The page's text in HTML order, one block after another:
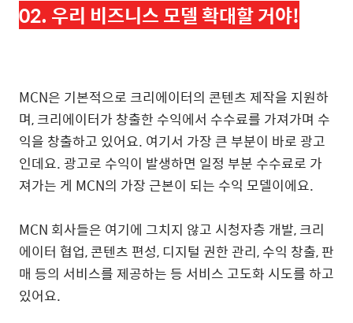
02. 우리 비즈니스 모델 확대할 거야!
MCN은 기본적으로 크리에이터의 콘텐츠 제작을 지원하
며, 크리에이터가 창출한 수익에서 수수료를 가져가며 수
익을 창출하고 있어요. 여기서 가장 큰 부분이 바로 광고
인데요. 광고로 수익이 발생하면 일정 부분 수수료로 가
져가는 게 MCN의 가장 근본이 되는 수익 모델이에요.
MCN 회사들은 여기에 그치지 않고 시청자층 개발, 크리
에이터 협업, 콘텐츠 편성, 디지털 권한 관리, 수익 창출, 판
매 등의 서비스를 제공하는 등 서비스 고도화 시도를 하고
있어요.